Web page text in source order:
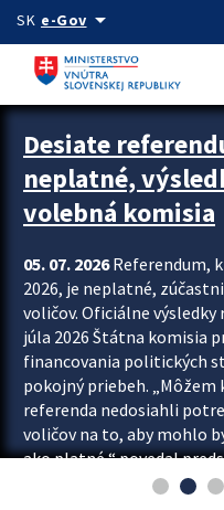
Preskocit na hlavný obsah
SK e-Govarrow_drop_down
Zastavit automatický posun
Desiate
neplatné,
volebná komisia
05. 07. 2026Referendum,
2026, je neplatné,
voličov. Oficiálne
júla 2026 Štátna komisia
financovania politických
pokojný priebeh.
referenda nedosiahli
voličov na to, aby mohlo
ako platné,“ povedal
a kontrolu financovania